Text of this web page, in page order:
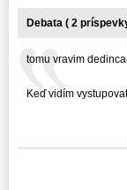
Debata ( 2
tomu vravim
Keď vidím